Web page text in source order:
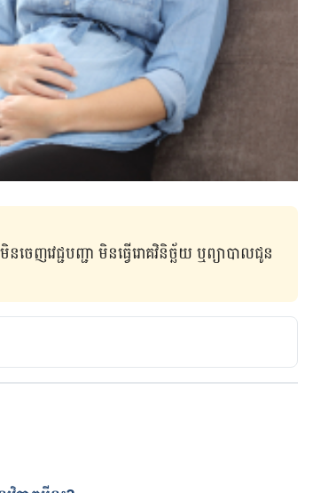
វេជ្ជបញ្ជា មិន​ធ្វើ​រោគវិនិច្ឆ័យ ឬ​ព្យាបាល​ជូន​